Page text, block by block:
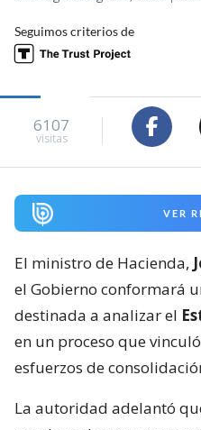
Seguimos criterios de
6107
visitas
VER
El ministro de Hacienda,
el Gobierno conformará
destinada a analizar el
en un proceso que
esfuerzos de
La autoridad adelantó